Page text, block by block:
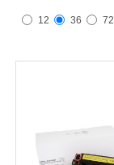
12 36 72